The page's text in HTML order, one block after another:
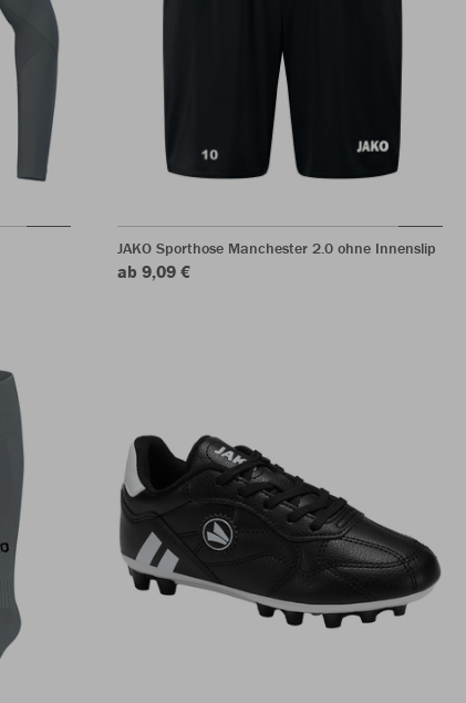
JAKO Sporthose Manchester 2.0 ohne Innenslip
ab 9,09 €